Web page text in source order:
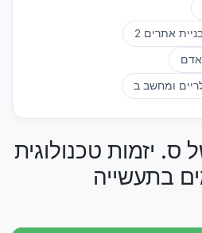
אתרים 2
ומחשב ב
ס. יזמות טכנולוגית
בתעשייה